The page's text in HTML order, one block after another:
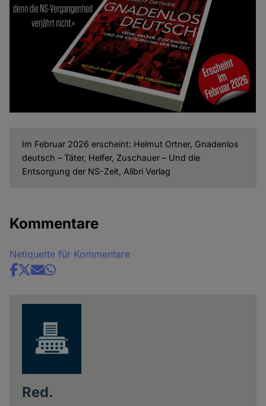
Im Februar 2026 erscheint: Helmut Ortner, Gnadenlos
deutsch – Täter, Helfer, Zuschauer – Und die
Entsorgung der NS-Zeit, Alibri Verlag
Kommentare
Netiquette für Kommentare
Share
Red.